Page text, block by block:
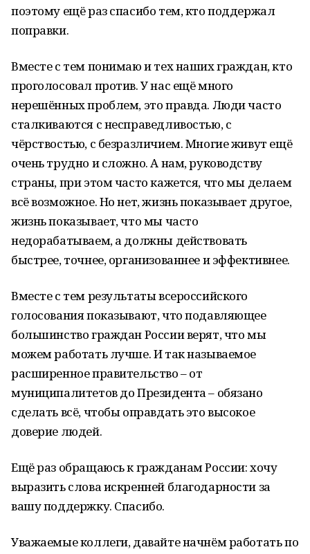
поэтому ещё раз спасибо тем, кто поддержал
поправки.
Вместе с тем понимаю и тех наших граждан, кто
проголосовал против. У нас ещё много
нерешённых проблем, это правда. Люди часто
сталкиваются с несправедливостью, с
чёрствостью, с безразличием. Многие живут ещё
очень трудно и сложно. А нам, руководству
страны, при этом часто кажется, что мы делаем
всё возможное. Но нет, жизнь показывает другое,
жизнь показывает, что мы часто
недорабатываем, а должны действовать
быстрее, точнее, организованнее и эффективнее.
Вместе с тем результаты всероссийского
голосования показывают, что подавляющее
большинство граждан России верят, что мы
можем работать лучше. И так называемое
расширенное правительство – от
муниципалитетов до Президента – обязано
сделать всё, чтобы оправдать это высокое
доверие людей.
Ещё раз обращаюсь к гражданам России: хочу
выразить слова искренней благодарности за
вашу поддержку. Спасибо.
Уважаемые коллеги, давайте начнём работать по